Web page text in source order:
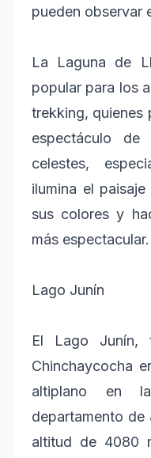
pueden observar
La Laguna de
popular para los
trekking, quienes
espectáculo
celestes,
ilumina el
sus colores y
más espectacular.
Lago Junín
El Lago Junín,
Chinchaycocha
altiplano en
departamento de
altitud de 4080